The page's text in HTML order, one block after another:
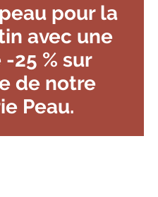
pour la
avec une
25 % sur
de notre
Peau.